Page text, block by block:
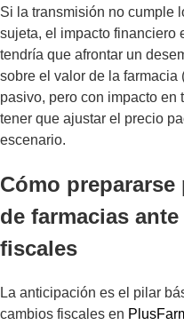
Si la transmisión no cumple
sujeta, el impacto financiero
tendría que afrontar un
sobre el valor de la
pasivo, pero con impacto en
tener que ajustar el precio
escenario.
Cómo
de farmacias
fiscales
La anticipación es el pilar
cambios fiscales en